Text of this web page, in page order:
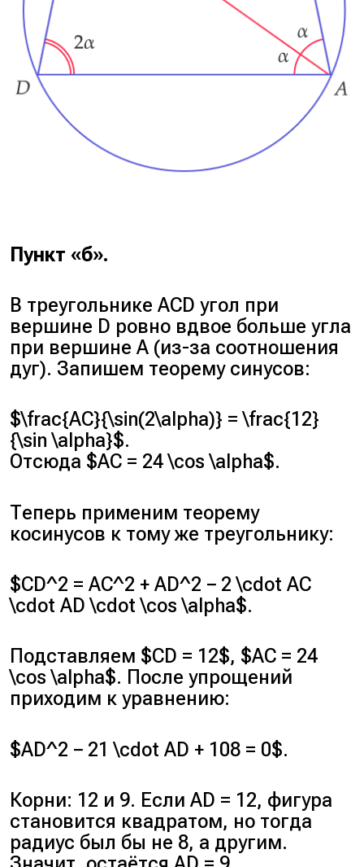
Пункт «б».
В треугольнике ACD угол при
вершине D ровно вдвое больше угла
при вершине A (из-за соотношения
дуг). Запишем теорему синусов:
$\frac{AC}{\sin(2\alpha)} = \frac{12}
{\sin \alpha}$.
Отсюда $AC = 24 \cos \alpha$.
Теперь применим теорему
косинусов к тому же треугольнику:
$CD^2 = AC^2 + AD^2 − 2 \cdot AC
\cdot AD \cdot \cos \alpha$.
Подставляем $CD = 12$, $AC = 24
\cos \alpha$. После упрощений
приходим к уравнению:
$AD^2 − 21 \cdot AD + 108 = 0$.
Корни: 12 и 9. Если AD = 12, фигура
становится квадратом, но тогда
радиус был бы не 8, а другим.